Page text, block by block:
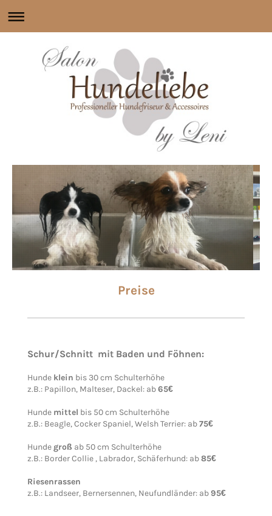
Preise
Schur/Schnitt mit Baden und Föhnen:
Hunde klein bis 30 cm Schulterhöhe
z.B.: Papillon, Malteser, Dackel: ab65€
Hunde mittel bis 50 cm Schulterhöhe
z.B.: Beagle, Cocker Spaniel, Welsh Terrier: ab75€
Hunde groß ab 50 cm Schulterhöhe
z.B.: Border Collie , Labrador, Schäferhund: ab85€
Riesenrassen
z.B.: Landseer, Bernersennen, Neufundländer: ab95€